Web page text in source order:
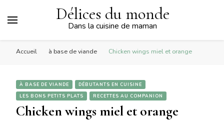
Délices du monde
Dans la cuisine de maman
Accueil à base de viande Chicken wings miel et orange
À BASE DE VIANDE
DÉBUTANTS EN CUISINE
LES BONS PETITS PLATS
RECETTES AU COMPANION
Chicken wings miel et orange